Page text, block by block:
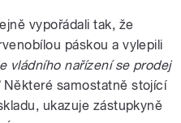
vypořádali tak, že
páskou a vylepili
vládního nařízení se prodej
Některé samostatně stojící
ukazuje zástupkyně